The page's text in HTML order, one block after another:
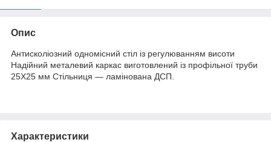
Опис
Антисколіозний одномісний стіл із регулюванням висоти
Надійний металевий каркас виготовлений із профільної труби
25Х25 мм Стільниця — ламінована ДСП.
Характеристики